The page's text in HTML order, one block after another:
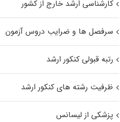
کارشناسی ارشد خارج از کشور
سرفصل ها و ضرایب دروس آزمون
رتبه قبولی کنکور ارشد
ظرفیت رشته های کنکور ارشد
پزشکی از لیسانس